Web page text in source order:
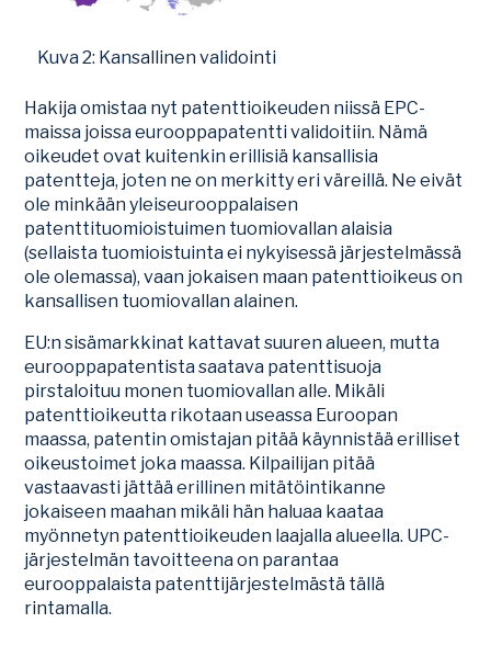
Kuva 2: Kansallinen validointi
Hakija omistaa nyt patenttioikeuden niissä EPC-
maissa joissa eurooppapatentti validoitiin. Nämä
oikeudet ovat kuitenkin erillisiä kansallisia
patentteja, joten ne on merkitty eri väreillä. Ne eivät
ole minkään yleiseurooppalaisen
patenttituomioistuimen tuomiovallan alaisia
(sellaista tuomioistuinta ei nykyisessä järjestelmässä
ole olemassa), vaan jokaisen maan patenttioikeus on
kansallisen tuomiovallan alainen.
EU:n sisämarkkinat kattavat suuren alueen, mutta
eurooppapatentista saatava patenttisuoja
pirstaloituu monen tuomiovallan alle. Mikäli
patenttioikeutta rikotaan useassa Euroopan
maassa, patentin omistajan pitää käynnistää erilliset
oikeustoimet joka maassa. Kilpailijan pitää
vastaavasti jättää erillinen mitätöintikanne
jokaiseen maahan mikäli hän haluaa kaataa
myönnetyn patenttioikeuden laajalla alueella. UPC-
järjestelmän tavoitteena on parantaa
eurooppalaista patenttijärjestelmästä tällä
rintamalla.